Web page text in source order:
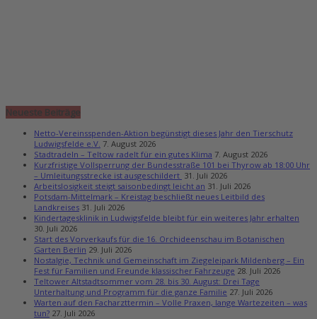
Neueste Beiträge
Netto-Vereinsspenden-Aktion begünstigt dieses Jahr den Tierschutz
Ludwigsfelde e.V. 7. August 2026
Stadtradeln – Teltow radelt für ein gutes Klima 7. August 2026
Kurzfristige Vollsperrung der Bundesstraße 101 bei Thyrow ab 18:00 Uhr
– Umleitungsstrecke ist ausgeschildert 31. Juli 2026
Arbeitslosigkeit steigt saisonbedingt leicht an 31. Juli 2026
Potsdam-Mittelmark – Kreistag beschließt neues Leitbild des
Landkreises 31. Juli 2026
Kindertagesklinik in Ludwigsfelde bleibt für ein weiteres Jahr erhalten
30. Juli 2026
Start des Vorverkaufs für die 16. Orchideenschau im Botanischen
Garten Berlin 29. Juli 2026
Nostalgie, Technik und Gemeinschaft im Ziegeleipark Mildenberg – Ein
Fest für Familien und Freunde klassischer Fahrzeuge 28. Juli 2026
Teltower Altstadtsommer vom 28. bis 30. August: Drei Tage
Unterhaltung und Programm für die ganze Familie 27. Juli 2026
Warten auf den Facharzttermin – Volle Praxen, lange Wartezeiten – was
tun? 27. Juli 2026